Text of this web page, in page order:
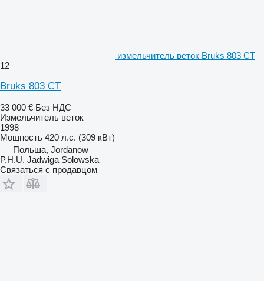
измельчитель веток Bruks 803 CT
12
Bruks 803 CT
33 000 € Без НДС
Измельчитель веток
1998
Мощность 420 л.с. (309 кВт)
Польша, Jordanow
P.H.U. Jadwiga Solowska
Связаться с продавцом